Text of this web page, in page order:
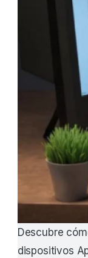
Descubre
dispositivos